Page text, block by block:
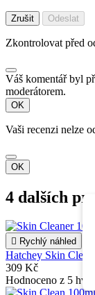
Zrušit Odeslat
Zkontrolovat před
Váš komentář byl
moderátorem.
OK
Vaši recenzi nelze
OK
4 dalších
 Rychlý náhled
Hatchey Skin
309 Kč
Hodnoceno z 5